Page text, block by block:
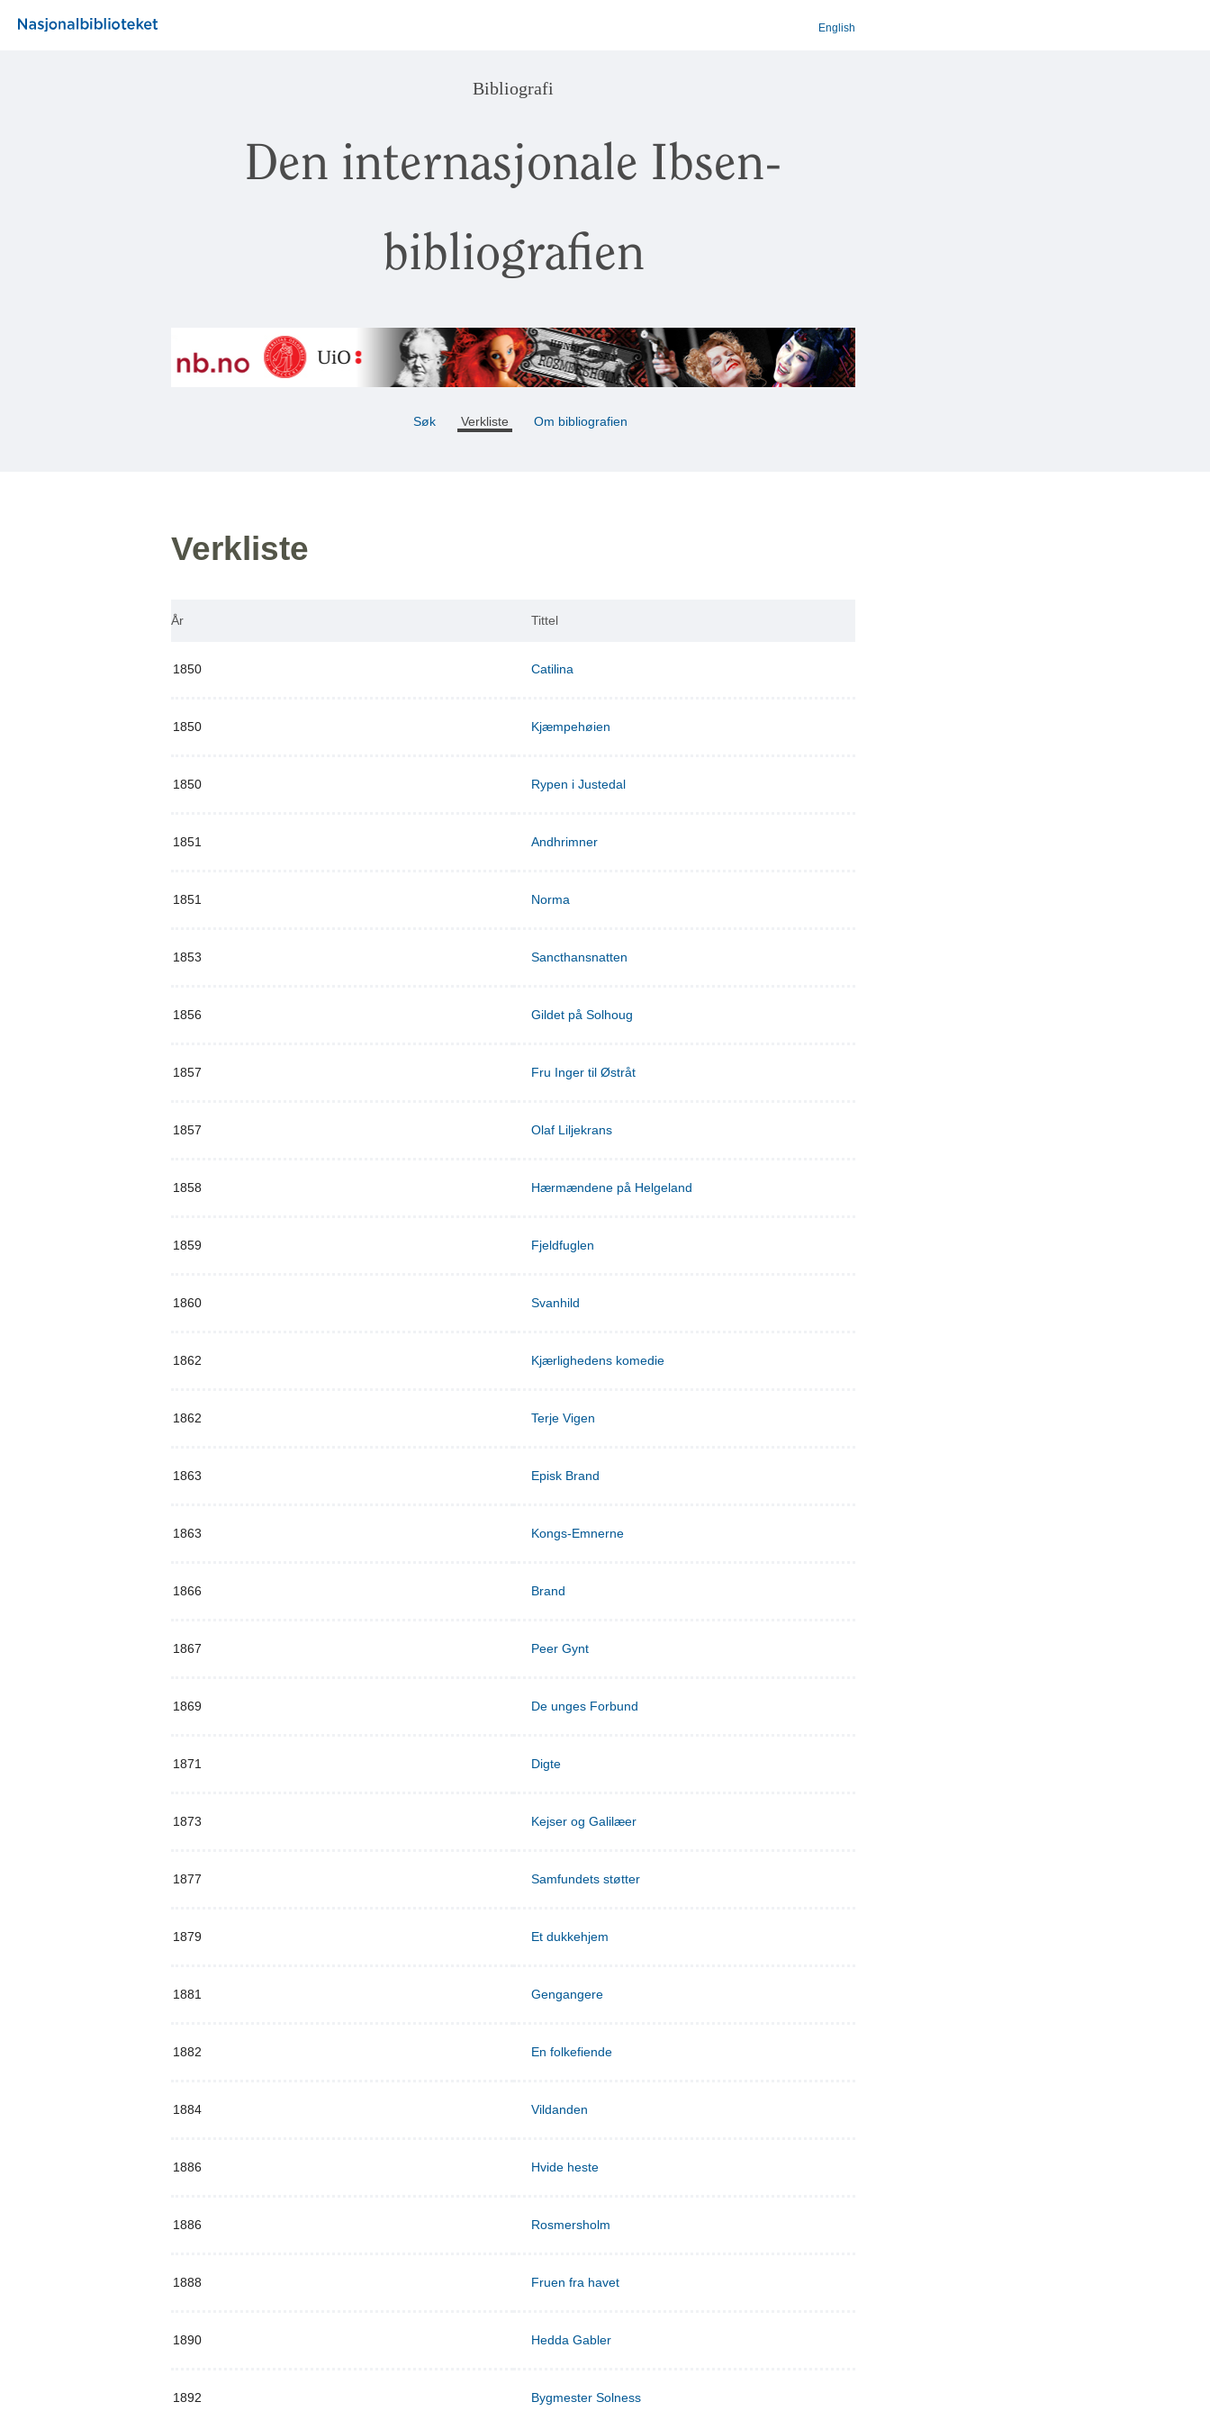
English
Bibliografi
Den internasjonale Ibsen-
bibliografien
Søk Verkliste Om bibliografien
Verkliste
År Tittel
1850 Catilina
1850 Kjæmpehøien
1850 Rypen i Justedal
1851 Andhrimner
1851 Norma
1853 Sancthansnatten
1856 Gildet på Solhoug
1857 Fru Inger til Østråt
1857 Olaf Liljekrans
1858 Hærmændene på Helgeland
1859 Fjeldfuglen
1860 Svanhild
1862 Kjærlighedens komedie
1862 Terje Vigen
1863 Episk Brand
1863 Kongs-Emnerne
1866 Brand
1867 Peer Gynt
1869 De unges Forbund
1871 Digte
1873 Kejser og Galilæer
1877 Samfundets støtter
1879 Et dukkehjem
1881 Gengangere
1882 En folkefiende
1884 Vildanden
1886 Hvide heste
1886 Rosmersholm
1888 Fruen fra havet
1890 Hedda Gabler
1892 Bygmester Solness